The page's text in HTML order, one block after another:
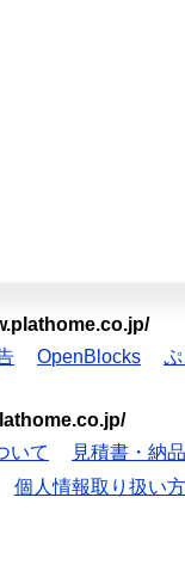
OpenBlocks
いて 見積書・納
個人情報取り扱い